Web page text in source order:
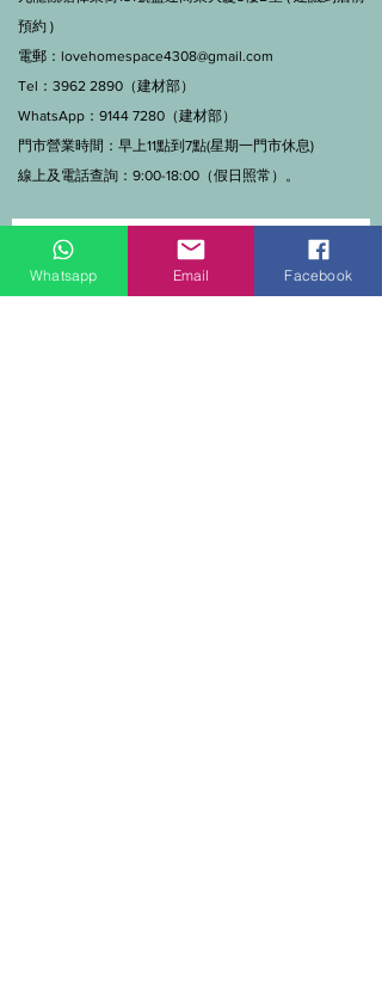
預約 )
電郵： lovehomespace4308@gmail.com
Tel：3962 2890（建材部）
WhatsApp：9144 7280（建材部）
門市營業時間：早上11點到7點(星期一門市休息)
線上及電話查詢：9:00-18:00（假日照常）。
Whatsapp Email Facebook